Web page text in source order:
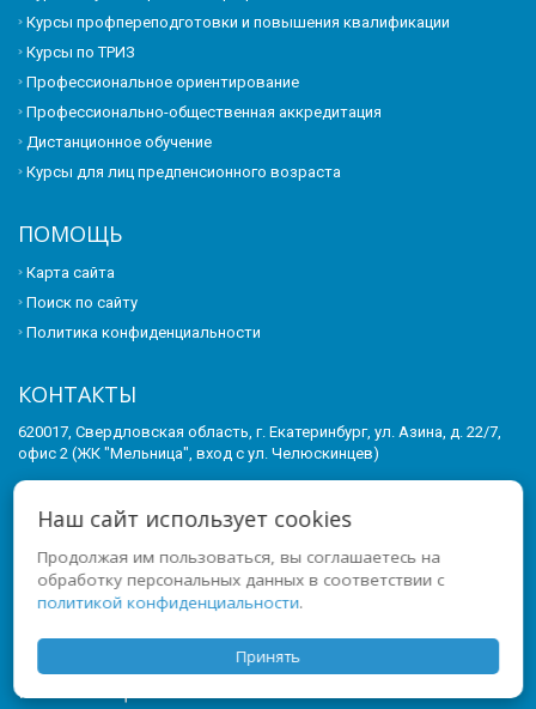
Курсы профпереподготовки и повышения квалификации
Курсы по ТРИЗ
Профессиональное ориентирование
Профессионально-общественная аккредитация
Дистанционное обучение
Курсы для лиц предпенсионного возраста
ПОМОЩЬ
Карта сайта
Поиск по сайту
Политика конфиденциальности
КОНТАКТЫ
620017, Свердловская область, г. Екатеринбург, ул. Азина, д. 22/7,
офис 2 (ЖК "Мельница", вход с ул. Челюскинцев)
+7 (343) 3857 - 857
E-mail:info-ioo@yandex.ru
© 2011-2026 ИНСТИТУТ ОПЕРЕЖАЮЩЕГО ОБРАЗОВАНИЯ. ВСЕ
МЫ В СОЦСЕТЯХ
Наш сайт использует cookies
Продолжая им пользоваться, вы соглашаетесь на
обработку персональных данных в соответствии с
политикой конфиденциальности.
Принять